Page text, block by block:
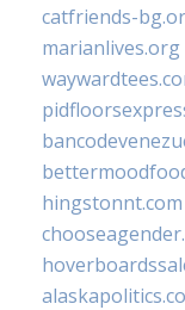
catfriends-
marianlives.org
hingstonnt.com